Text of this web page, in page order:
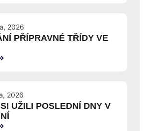
2026
PŘÍPRAVNÉ TŘÍDY VE
2026
UŽILI POSLEDNÍ DNY V